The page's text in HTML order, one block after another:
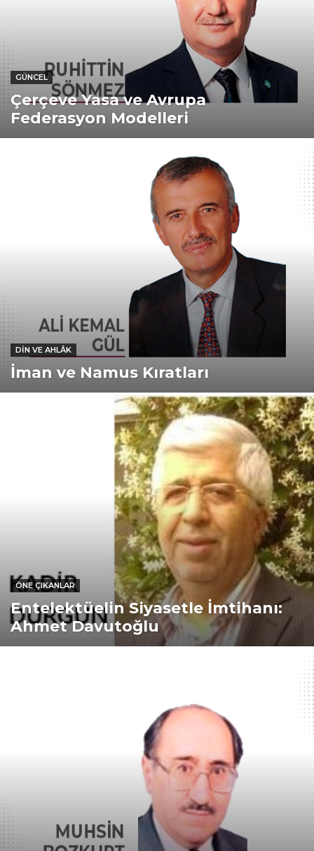
GÜNCEL
Çerçeve Yasa ve Avrupa
Federasyon Modelleri
DIN VE AHLÂK
İman ve Namus Kıratları
ÖNE ÇIKANLAR
Entelektüelin Siyasetle İmtihanı:
Ahmet Davutoğlu